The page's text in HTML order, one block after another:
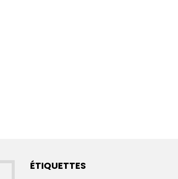
ÉTIQUETTES